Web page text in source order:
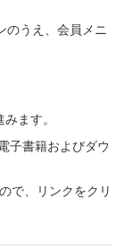
のうえ、会員メニ
ます。
子書籍およびダウ
で、リンクをクリ